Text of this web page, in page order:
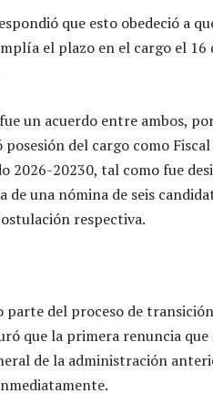
que esto obedeció a
el plazo en el cargo el 16
un acuerdo entre ambos,
del cargo como
2026-20230, tal como fue
de una nómina de seis
respectiva.
parte del proceso de
que la primera renuncia
de la administración